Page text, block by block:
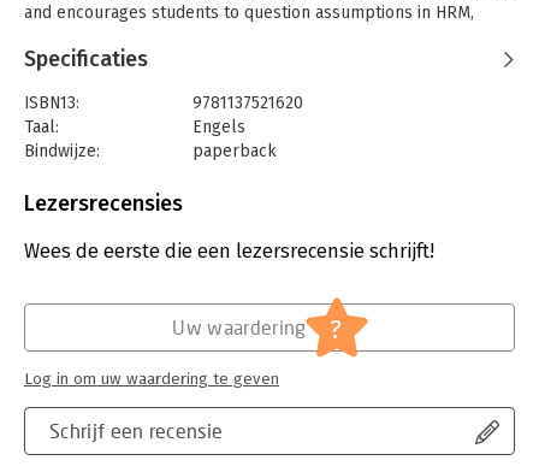
and encourages students to question assumptions in HRM,
ways in which theory has addressed the implications of a
corporations. Boasting a truly global orientation, this textbook
draws on the expert knowledge of chapter authors from
around the world, combining international case studies with a
rigorous academic approach, the book is also designed to
This is an ideal core textbook for undergraduate and
management degrees, specialist HRM degrees, and
international business degrees. In addition, this an important
supplementary text for International HRM modules and HRM
modules on MBA programmes.
Specificaties
ISBN13:
9781137521620
Taal:
Engels
Bindwijze:
paperback
Druk:
Lezersrecensies
Wees de eerste die een lezersrecensie schrijft!
Schrijf een recensie
Uw waardering ?
Log in om uw waardering te geven